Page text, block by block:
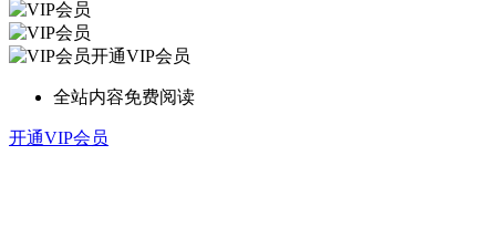
开通VIP会员
全站内容免费阅读
开通VIP会员